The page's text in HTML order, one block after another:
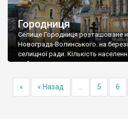
Городниця
Селище Городниця розташоване на
Новограда-Волинського. на
селищної ради. Кількість
собор
« « Назад 5 6